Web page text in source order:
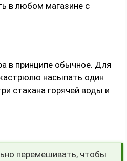
в любом магазине с
в принципе обычное. Для
насыпать один
стакана горячей воды и
перемешивать, чтобы